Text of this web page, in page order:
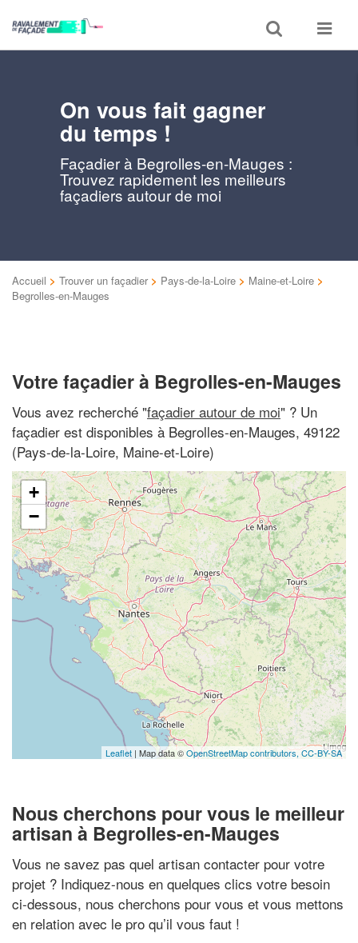
Toggle
search
Toggle
On vous fait gagner
du temps !
Façadier à Begrolles-en-Mauges :
Trouvez rapidement les meilleurs
façadiers autour de moi
Accueil > Trouver un façadier > Pays-de-la-Loire > Maine-et-Loire >
Begrolles-en-Mauges
Votre façadier à Begrolles-en-Mauges
Vous avez recherché "façadier autour de moi" ? Un
façadier est disponibles à Begrolles-en-Mauges, 49122
(Pays-de-la-Loire, Maine-et-Loire)
+
−
Leaflet | Map data ©OpenStreetMap contributors,CC-BY-SA
Nous cherchons pour vous le meilleur
artisan à Begrolles-en-Mauges
Vous ne savez pas quel artisan contacter pour votre
projet ? Indiquez-nous en quelques clics votre besoin
ci-dessous, nous cherchons pour vous et vous mettons
en relation avec le pro qu’il vous faut !